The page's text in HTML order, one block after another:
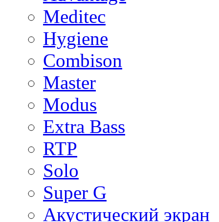
Meditec
Hygiene
Combison
Master
Modus
Extra Bass
RTP
Solo
Super G
Акустический экран